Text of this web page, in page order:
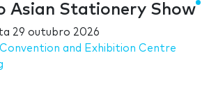
Asian Stationery Show
29 outubro 2026
and Exhibition Centre